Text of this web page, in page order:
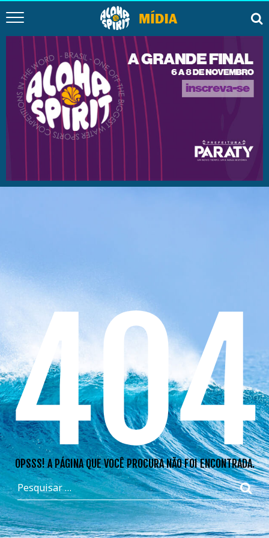
404
OPSSS! A PÁGINA QUE VOCÊ PROCURA NÃO FOI ENCONTRADA.